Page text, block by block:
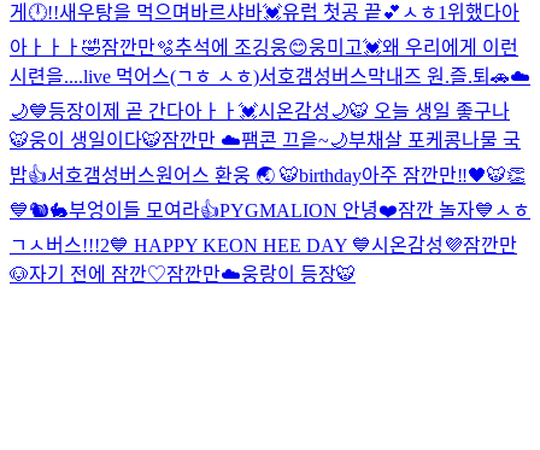
게 🕛!!새우탕을 먹으며 바르샤바💓유럽 첫공 끝💕 ㅅㅎ1위했다아
아ㅏㅏㅏ🤣잠깐만🫧추석에 조깅웅😊웅미고💓왜 우리에게 이런
시련을....live 먹어스(ㄱㅎ ㅅㅎ)서호갬성버스막내즈 원.즐.퇴🚗☁️
🌙💙등장이제 곧 간다아ㅏㅏ💓시온감성🌙🐯 오늘 생일 좋구나
🐯웅이 생일이다🐯잠깐만 ☁️팸콘 끄읕~🌙부채살 포케 콩나물 국
밥👍서호갬성버스원어스 환웅 🌏 🐯birthday아주 잠깐만‼️🖤🐯👏
💙🐿🐇부엉이들 모여라👍PYGMALION 안녕❤️잠깐 놀자💙 ㅅㅎ
ㄱㅅ버스!!!2💙 HAPPY KEON HEE DAY 💙시온감성💜잠깐만
🐶자기 전에 잠깐♡잠깐만☁️웅랑이 등장🐯